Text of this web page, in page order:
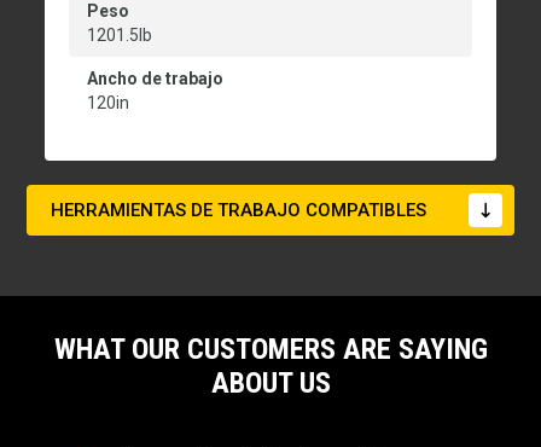
Peso
1201.5lb
Ancho de trabajo
120in
HERRAMIENTAS DE TRABAJO COMPATIBLES
WHAT OUR CUSTOMERS ARE SAYING
ABOUT US